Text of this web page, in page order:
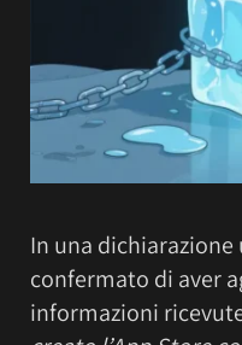
In una
confermato di aver
informazioni